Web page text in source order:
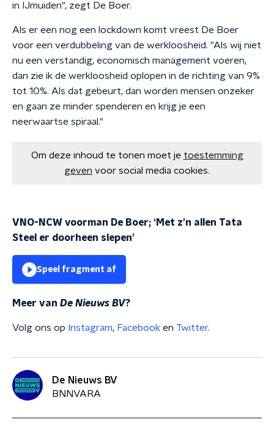
in IJmuiden", zegt De Boer.
Als er een nog een lockdown komt vreest De Boer
voor een verdubbeling van de werkloosheid. "Als wij niet
nu een verstandig, economisch management voeren,
dan zie ik de werkloosheid oplopen in de richting van 9%
tot 10%. Als dat gebeurt, dan worden mensen onzeker
en gaan ze minder spenderen en krijg je een
neerwaartse spiraal."
Om deze inhoud te tonen moet je toestemming
geven voor social media cookies.
VNO-NCW voorman De Boer; ‘Met z’n allen Tata
Steel er doorheen slepen’
Speel fragment af
Meer van De Nieuws BV?
Volg ons op Instagram, Facebook en Twitter.
De Nieuws BV
BNNVARA